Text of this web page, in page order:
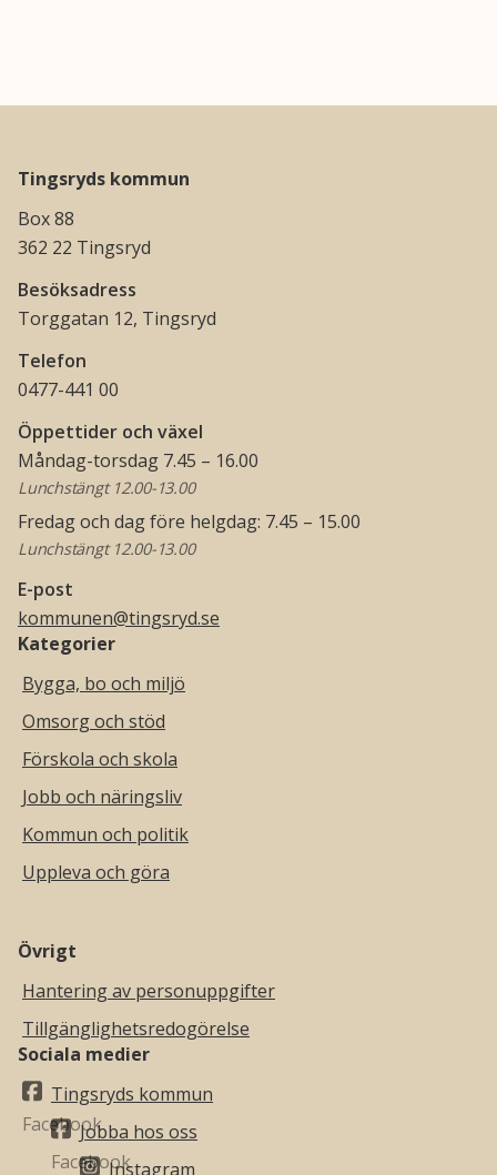
Tingsryds kommun
Box 88
362 22 Tingsryd
Besöksadress
Torggatan 12, Tingsryd
Telefon
0477-441 00
Öppettider och växel
Måndag-torsdag 7.45 – 16.00
Lunchstängt 12.00-13.00
Fredag och dag före helgdag: 7.45 – 15.00
Lunchstängt 12.00-13.00
E-post
kommunen@tingsryd.se
Kategorier
Bygga, bo och miljö
Omsorg och stöd
Förskola och skola
Jobb och näringsliv
Kommun och politik
Uppleva och göra
Övrigt
Hantering av personuppgifter
Tillgänglighetsredogörelse
Sociala medier
Tingsryds kommun
Jobba hos oss
Instagram